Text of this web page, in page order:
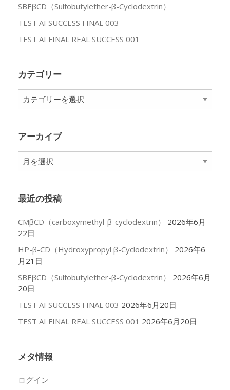
SBEβCD（Sulfobutylether-β-Cyclodextrin）
TEST AI SUCCESS FINAL 003
TEST AI FINAL REAL SUCCESS 001
カテゴリー
テ
ー
アーカイブ
ア
ー
ブ
最近の投稿
CMβCD（carboxymethyl-β-cyclodextrin）
2026年6月
22日
HP-β-CD（Hydroxypropyl β-Cyclodextrin）
2026年6
月21日
SBEβCD（Sulfobutylether-β-Cyclodextrin）
2026年6月
20日
TEST AI SUCCESS FINAL 003 2026年6月20日
TEST AI FINAL REAL SUCCESS 001 2026年6月20日
メタ情報
ログイン